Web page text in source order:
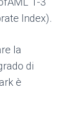
Index).
la
di
è